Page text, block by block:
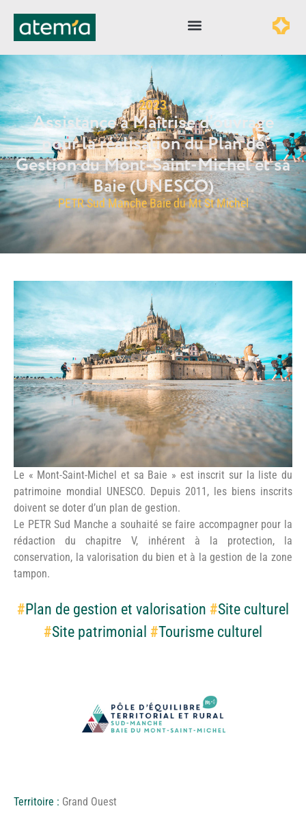
2023
Assistance à Maîtrise d’ouvrage
pour la réalisation du Plan de
Gestion du Mont-Saint-Michel et sa
Baie (UNESCO)
PETR Sud Manche Baie du Mt St Michel
©OT du Mont Saint Michel
Le « Mont-Saint-Michel et sa Baie » est inscrit sur la liste du
patrimoine mondial UNESCO. Depuis 2011, les biens inscrits
doivent se doter d’un plan de gestion.
Le PETR Sud Manche a souhaité se faire accompagner pour la
rédaction du chapitre V, inhérent à la protection, la
conservation, la valorisation du bien et à la gestion de la zone
tampon.
#Plan de gestion et valorisation #Site culturel
#Site patrimonial #Tourisme culturel
Territoire : Grand Ouest